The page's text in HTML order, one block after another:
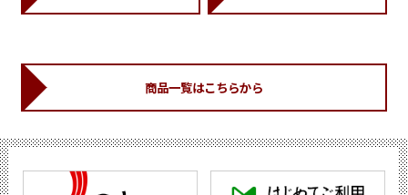
商品一覧はこちらから